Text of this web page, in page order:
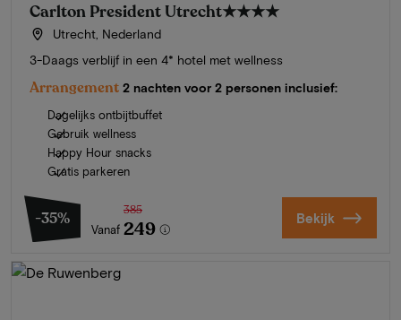
Carlton President Utrecht★★★★
Utrecht, Nederland
3-Daags verblijf in een 4* hotel met wellness
Arrangement 2 nachten voor 2 personen inclusief:
Dagelijks ontbijtbuffet
Gebruik wellness
Happy Hour snacks
Gratis parkeren
-35%
Vanaf
385
249 Bekijk